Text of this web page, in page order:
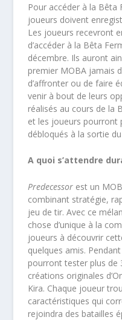
Pour accéder à la Bêta
joueurs doivent
Les joueurs recevront
d’accéder à la Bêta
décembre. Ils auront
premier MOBA jamais
d’affronter ou de faire
venir à bout de leurs
réalisés au cours de la
et les joueurs pourront
débloqués à la sortie
A quoi s’attendre
Predecessor est un
combinant stratégie,
jeu de tir. Avec ce
chose d’unique à la
joueurs à découvrir
quelques amis.
pourront tester plus de
créations originales
Kira. Chaque joueur
caractéristiques qui
rejoindra des batailles